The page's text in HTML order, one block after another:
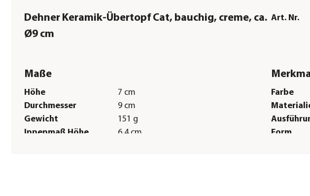
Dehner Keramik-Übertopf Cat, bauchig, creme, ca.
Ø9 cm
Art. Nr.
Maße
Höhe
7 cm
Durchmesser
9 cm
Gewicht
151 g
Innenmaß Höhe
6,4 cm
Farbe
Form